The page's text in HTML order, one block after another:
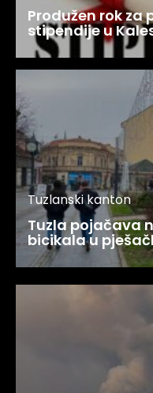
Produžen rok za
stipendije u
Tuzlanski kanton
Tuzla pojačava
bicikala u